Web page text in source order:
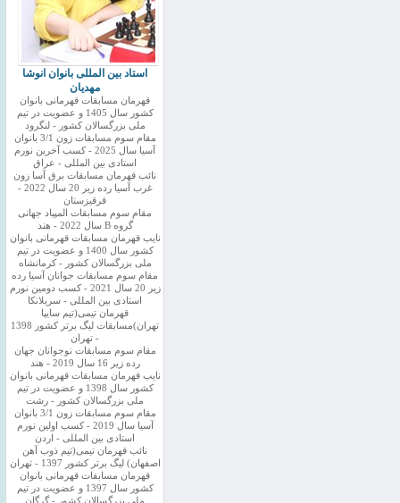
استاد بین المللی بانوان انوشا
مهدیان
قهرمان مسابقات قهرمانی بانوان
کشور سال 1405 و عضویت در تیم
ملی بزرگسالان کشور - لنگرود
مقام سوم مسابقات زون 3/1 بانوان
آسیا سال 2025 - کسب آخرین نورم
استادی بین المللی - عراق
نائب قهرمان مسابقات برق آسا زون
غرب آسیا رده زیر 20 سال 2022 -
قرقیزستان
مقام سوم مسابقات المپیاد جهانی
گروه B سال 2022 - هند
نایب قهرمان مسابقات قهرمانی بانوان
کشور سال 1400 و عضویت در تیم
ملی بزرگسالان کشور - کرمانشاه
مقام سوم مسابقات جوانان آسیا رده
زیر 20 سال 2021 - کسب دومین نورم
استادی بین المللی - سریلانکا
قهرمان تیمی(تیم سایپا
تهران)مسابقات لیگ برتر کشور 1398
- تهران
مقام سوم مسابقات نوجوانان جهان
رده زیر 16 سال 2019 - هند
نایب قهرمان مسابقات قهرمانی بانوان
کشور سال 1398 و عضویت در تیم
ملی بزرگسالان کشور - رشت
مقام سوم مسابقات زون 3/1 بانوان
آسیا سال 2019 - کسب اولین نورم
استادی بین المللی - اردن
نائب قهرمان تیمی(تیم ذوب آهن
اصفهان) لیگ برتر کشور 1397 - تهران
قهرمان مسابقات قهرمانی بانوان
کشور سال 1397 و عضویت در تیم
ملی بزرگسالان کشور - گرگان